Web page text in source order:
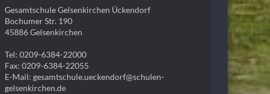
Gesamtschule Gelsenkirchen Ückendorf
Bochumer Str. 190
45886 Gelsenkirchen
Tel: 0209-6384-22000
Fax: 0209-6384-22055
E-Mail: gesamtschule.ueckendorf@schulen-
gelsenkirchen.de